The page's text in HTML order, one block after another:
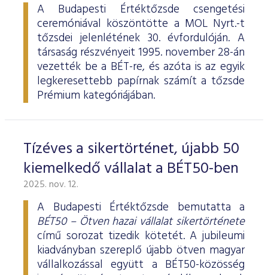
A Budapesti Értéktőzsde csengetési
ceremóniával köszöntötte a MOL Nyrt.-t
tőzsdei jelenlétének 30. évfordulóján. A
társaság részvényeit 1995. november 28-án
vezették be a BÉT-re, és azóta is az egyik
legkeresettebb papírnak számít a tőzsde
Prémium kategóriájában.
Tízéves a sikertörténet, újabb 50
kiemelkedő vállalat a BÉT50-ben
2025. nov. 12.
A Budapesti Értéktőzsde bemutatta a
BÉT50 – Ötven hazai vállalat sikertörténete
című sorozat tizedik kötetét. A jubileumi
kiadványban szereplő újabb ötven magyar
vállalkozással együtt a BÉT50-közösség